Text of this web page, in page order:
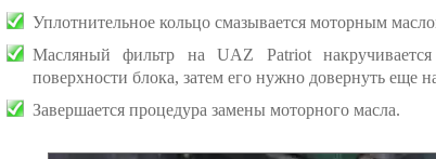
Уплотнительное кольцо смазывается моторным
Масляный фильтр на UAZ Patriot
поверхности блока, затем его нужно довернуть еще
Завершается процедура замены моторного масла.